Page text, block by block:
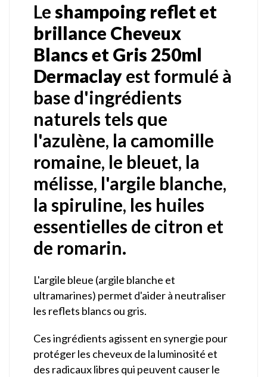
Leshampoing reflet et
brillance Cheveux
Blancs et Gris 250ml
Dermaclayest formulé à
base d'ingrédients
naturels tels que
l'azulène, la camomille
romaine, le bleuet, la
mélisse, l'argile blanche,
la spiruline, les huiles
essentielles de citron et
de romarin.
L'argile bleue (argile blanche et
ultramarines) permet d'aider à neutraliser
les reflets blancs ou gris.
Ces ingrédients agissent en synergie pour
protéger les cheveux de la luminosité et
des radicaux libres qui peuvent causer le